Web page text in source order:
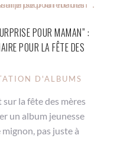
POUR MAMAN” :
POUR LA FÊTE DES
D'ALBUMS
la fête des mères
un album jeunesse
pas juste à